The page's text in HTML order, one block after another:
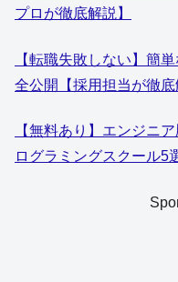
プロが徹底解説】
【転職失敗しない】簡
全公開【採用担当が徹底
【無料あり】エンジニ
ログラミングスクール5